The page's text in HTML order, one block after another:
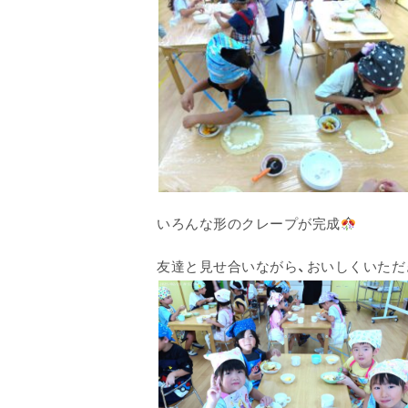
いろんな形のクレープが完成
友達と見せ合いながら、おいしくいた